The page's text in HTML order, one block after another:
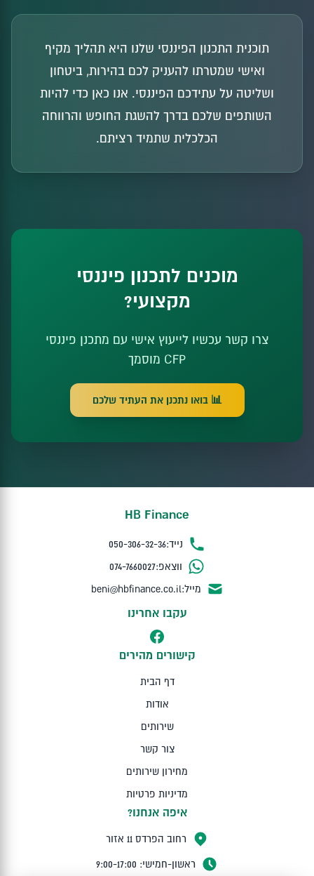
תוכנית התכנון הפיננסי שלנו היא תהליך מקיף
ואישי שמטרתו להעניק לכם בהירות, ביטחון
ושליטה על עתידכם הפיננסי. אנו כאן כדי להיות
השותפים שלכם בדרך להשגת החופש והרווחה
הכלכלית שתמיד רציתם.
מוכנים לתכנון פיננסי
מקצועי?
צרו קשר עכשיו לייעוץ אישי עם מתכנן פיננסי
CFP מוסמך
📊 בואו נתכנן את העתיד שלכם
HB Finance
נייד:050-306-32-36
ווצאפ:074-7660027
מייל:beni@hbfinance.co.il
עקבו אחרינו
קישורים מהירים
דף הבית
אודות
שירותים
צור קשר
מחירון שירותים
מדיניות פרטיות
איפה אנחנו?
רחוב הפרדס 11 אזור
ראשון-חמישי: 9:00-17:00